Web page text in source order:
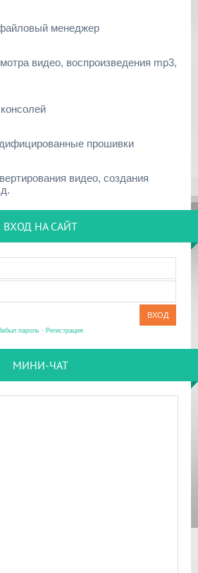
менеджер
видео, воспроизведения mp3,
прошивки
видео, создания
ВХОД НА САЙТ
пароль· Регистрация
МИНИ-ЧАТ